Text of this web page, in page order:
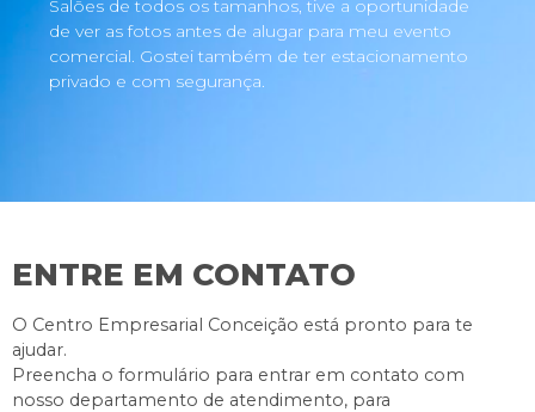
Salões de todos os tamanhos, tive a oportunidade
de ver as fotos antes de alugar para meu evento
comercial. Gostei também de ter estacionamento
privado e com segurança.
ENTRE EM CONTATO
O Centro Empresarial Conceição está pronto para te
ajudar.
Preencha o formulário para entrar em contato com
nosso departamento de atendimento, para